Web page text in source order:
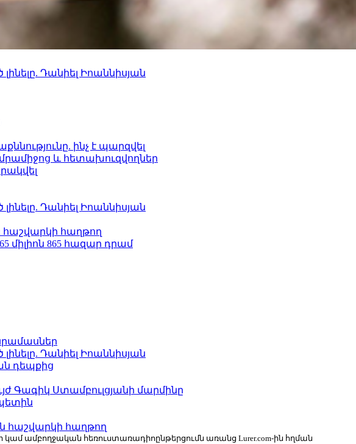
Դանիել Իոաննիսյան
ինչ է պարզվել
և հետախուզվողներ
Դանիել Իոաննիսյան
հաղթող
միլիոն 865 հազար դրամ
Դանիել Իոաննիսյան
դեպքից
Գագիկ Ստամբուլցյանի մարմինը
հաշվարկի հաղթող
կամ ամբողջական հեռուստառադիոընթերցումն առանց Lurer.com-ին հղման